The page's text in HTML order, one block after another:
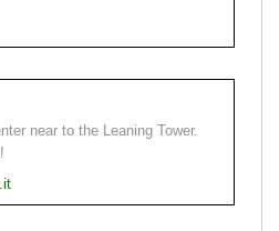
near to the Leaning Tower.